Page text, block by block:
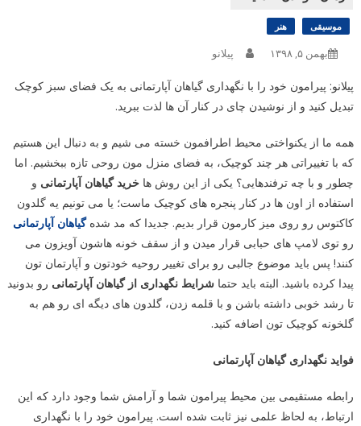
موسیقی هنر
بهمن ۵, ۱۳۹۸ پیلانو
پیلانو: پیرامون خود را با نگهداری گیاهان آپارتمانی به یک فضای سبز کوچک
تبدیل کنید و از نوشیدن چای در کنار آن ها لذت ببرید.
همه ما از یکنواختی محیط اطرافمون خسته می شیم و به دنبال این هستیم
که با تغییراتی هر چند کوچیک، به فضای منزل مون روحی تازه ببخشیم. اما
چطور و با چه ترفندهایی؟ یکی از این روش ها خرید گیاهان آپارتمانی و
استفاده از اون ها در کنار پنجره های کوچیک ماست؛ یا می تونیم یه گلدون
کاکتوس رو روی میز کارمون قرار بدیم. جدیدا که مد شدهگیاهان آپارتمانی
رو توی لامپ های حبابی قرار میدن و از سقف خونه هاشون آویزون می
کنند! پس باید موضوع جالبی رو برای تغییر روحیه خودتون و آپارتمان تون
پیدا کرده باشید. البته باید حتما شرایط نگهداری از گیاهان آپارتمانی رو بدونید
تا رشد خوبی داشته باشن و با قلمه زدن، گلدون های دیگه ای رو هم به
گلخونه کوچیک تون اضافه کنید.
فواید نگهداری گیاهان آپارتمانی
رابطه مستقیمی بین محیط پیرامون شما و آرامش شما وجود دارد که این
ارتباط، به لحاظ علمی نیز ثابت شده است. پیرامون خود را با نگهداری